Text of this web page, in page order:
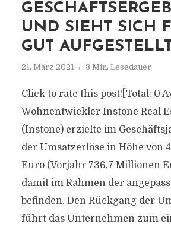
UND SIEHT SICH
GUT
21. März 2021 3 Min. Lesedauer
Click to rate this post![Total: 0
Wohnentwickler Instone Real
(Instone) erzielte im
der Umsatzerlöse in Höhe von
Euro (Vorjahr 736,7 Millionen
damit im Rahmen der
befinden. Den Rückgang der
führt das Unternehmen zum